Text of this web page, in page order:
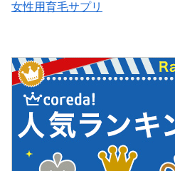
女性用育毛サプリ